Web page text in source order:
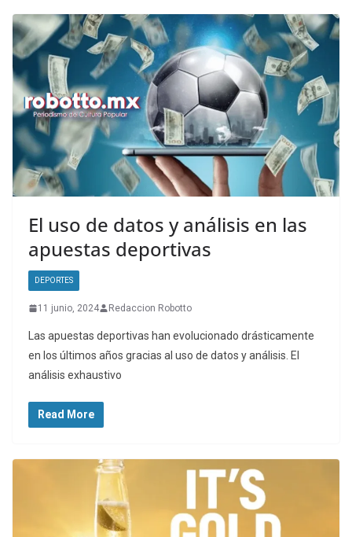
El uso de datos y análisis en las
apuestas deportivas
DEPORTES
11 junio, 2024 Redaccion Robotto
Las apuestas deportivas han evolucionado drásticamente
en los últimos años gracias al uso de datos y análisis. El
análisis exhaustivo
Read More